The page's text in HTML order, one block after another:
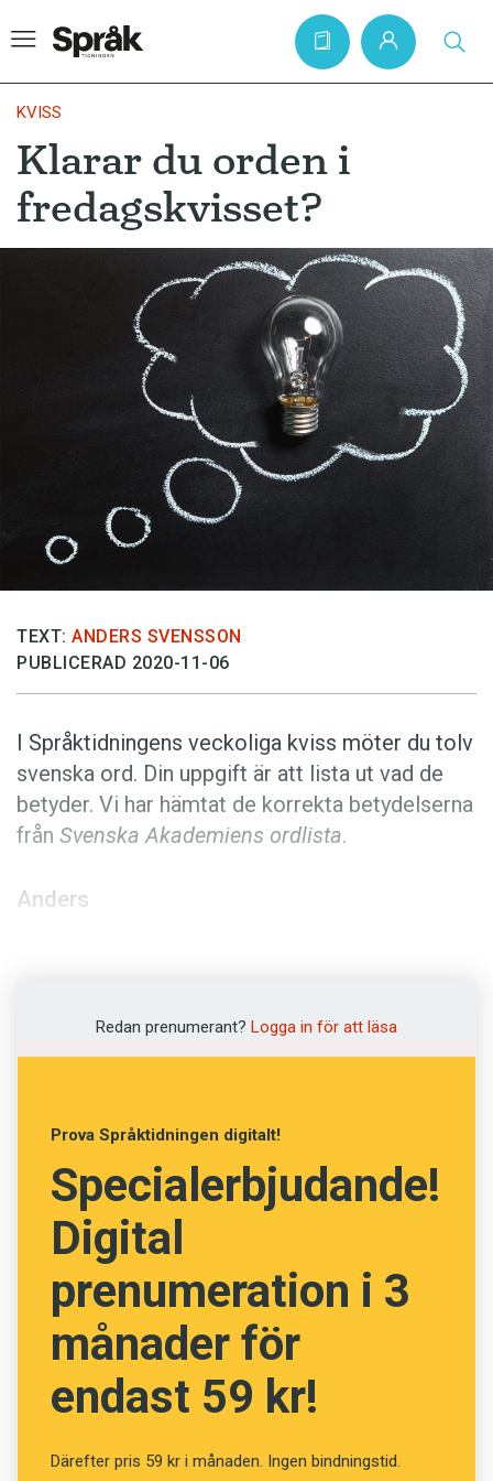
Hem
Artiklar
Språkfrågor
Bokrecensioner
Anmäl till språkpolisen
Föreslå nyord
Prenumerera
Läs Språktidningen digitalt
KVISS
Klarar du orden i
fredagskvisset?
TEXT: ANDERS SVENSSON
PUBLICERAD 2020-11-06
I Språktidningens veckoliga kviss möter du tolv
svenska ord. Din uppgift är att lista ut vad de
betyder. Vi har hämtat de korrekta betydelserna
från Svenska Akademiens ordlista.
Anders
Prenumerera! Pröva 2 nummer av
Språktidningen för 99 kronor!
Känner du till orden? (Kviss
#215)
13av
Samdräkt
Samförstånd
Overall
Redan prenumerant? Logga in för att läsa
Prova Språktidningen digitalt!
Specialerbjudande!
Digital
prenumeration i 3
månader för
endast 59 kr!
Därefter pris 59 kr i månaden. Ingen bindningstid.